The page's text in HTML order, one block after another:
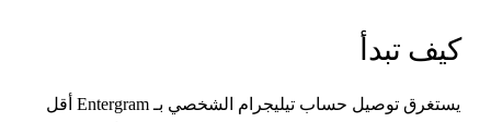
تبدأ
يستغرق توصيل حساب تيليجرام الشخصي بـ Entergram أقل